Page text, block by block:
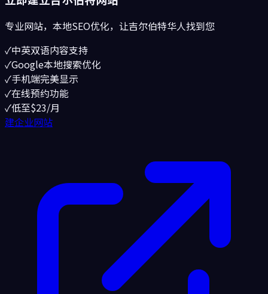
专业网站，本地SEO优化，让吉尔伯特华人找到您
✓中英双语内容支持
✓Google本地搜索优化
✓手机端完美显示
✓在线预约功能
✓低至$23/月
建企业网站